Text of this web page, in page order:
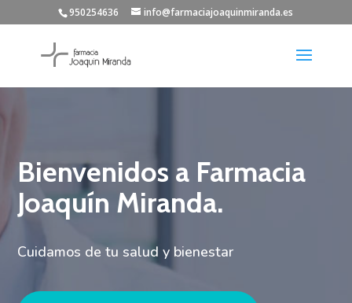
950254636 info@farmaciajoaquinmiranda.es
Bienvenidos a Farmacia
Joaquín Miranda.
Cuidamos de tu salud y bienestar